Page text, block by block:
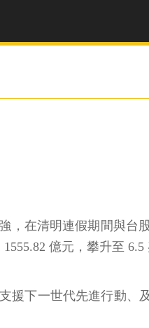
，在清明連假期間與台
億元，攀升至 6.5
援下一世代先進行動、